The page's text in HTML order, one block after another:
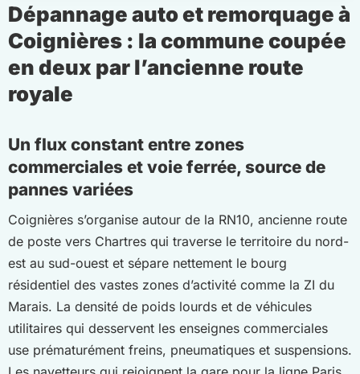
Dépannage auto et remorquage à
Coignières : la commune coupée
en deux par l’ancienne route
royale
Un flux constant entre zones
commerciales et voie ferrée, source de
pannes variées
Coignières s’organise autour de la RN10, ancienne route
de poste vers Chartres qui traverse le territoire du nord-
est au sud-ouest et sépare nettement le bourg
résidentiel des vastes zones d’activité comme la ZI du
Marais. La densité de poids lourds et de véhicules
utilitaires qui desservent les enseignes commerciales
use prématurément freins, pneumatiques et suspensions.